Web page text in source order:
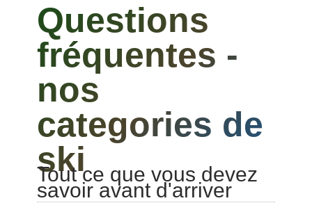
Questions
fréquentes -
nos
categories de
ski
Tout ce que vous devez
savoir avant d'arriver